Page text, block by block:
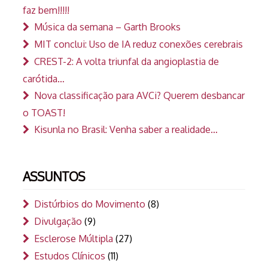
faz bem!!!!!
Música da semana – Garth Brooks
MIT conclui: Uso de IA reduz conexões cerebrais
CREST-2: A volta triunfal da angioplastia de
carótida…
Nova classificação para AVCi? Querem desbancar
o TOAST!
Kisunla no Brasil: Venha saber a realidade…
ASSUNTOS
Distúrbios do Movimento (8)
Divulgação (9)
Esclerose Múltipla (27)
Estudos Clínicos (11)